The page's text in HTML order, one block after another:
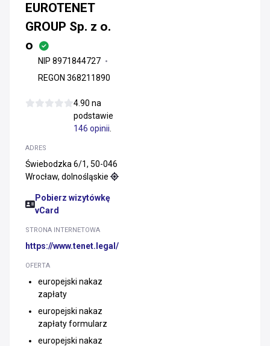
EUROTENET
GROUP Sp. z o.
o
NIP 8971844727
REGON 368211890
4.90 na
podstawie
146 opinii
ADRES
Świebodzka 6/1, 50-046
Wrocław, dolnośląskie
Pobierz wizytówkę
vCard
STRONA INTERNETOWA
https://www.tenet.legal/
OFERTA
europejski nakaz
zapłaty
europejski nakaz
zapłaty formularz
europejski nakaz